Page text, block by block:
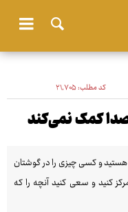
کد مطلب:۲۱٬۷۰۵
کمک نمی‌کند
هستید و کسی چیزی را در گوشتان
کنید و سعی کنید آنچه را که